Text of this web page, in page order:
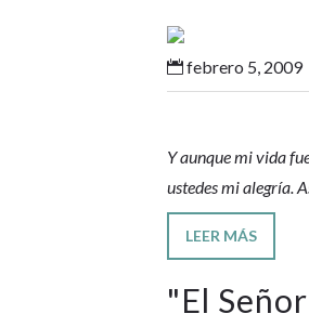
 febrero 5, 2009
Y aunque mi vida
ustedes mi alegría.
LEER MÁS
"El